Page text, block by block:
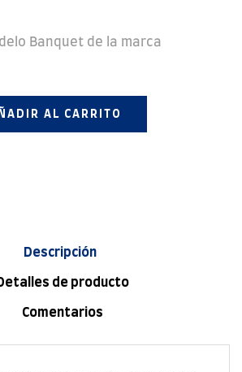
Banquet de la marca
AL CARRITO
Descripción
de producto
Comentarios